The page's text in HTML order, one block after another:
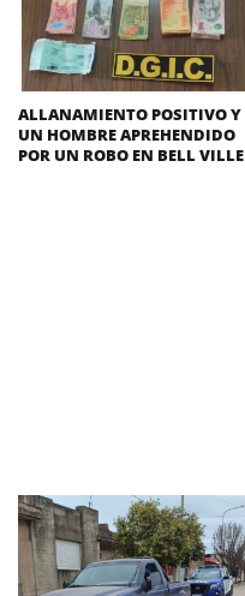
ALLANAMIENTO POSITIVO Y
UN HOMBRE APREHENDIDO
POR UN ROBO EN BELL VILLE